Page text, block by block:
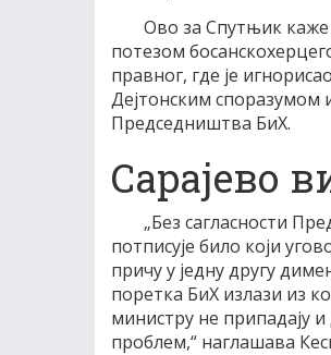
Ово за Спутњик
потезом
правног, где је
Дејтонским споразумом
Председништва БиХ.
Сарајево
„Без сагласности
потписује било који
причу у једну другу
поретка БиХ излази из
министру не припадају
проблем,“ наглашава